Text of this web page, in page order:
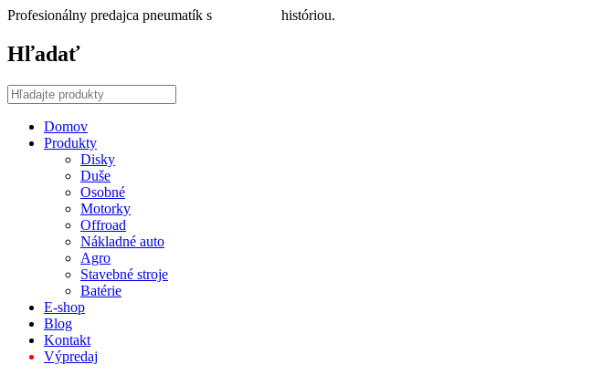
Profesionálny predajca pneumatík s históriou.
Hľadať
Domov
Produkty
Disky
Duše
Osobné
Motorky
Offroad
Nákladné auto
Agro
Stavebné stroje
Batérie
E-shop
Blog
Kontakt
Výpredaj